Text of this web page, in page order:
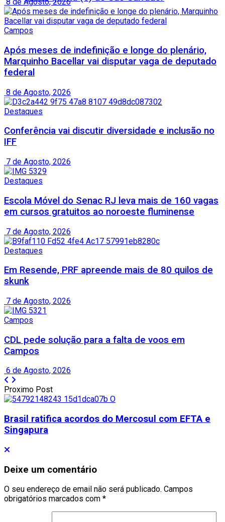
Campos
Após meses de indefinição e longe do plenário,
Marquinho Bacellar vai disputar vaga de deputado
federal
8 de Agosto, 2026
Destaques
Conferência vai discutir diversidade e inclusão no
IFF
7 de Agosto, 2026
Destaques
Escola Móvel do Senac RJ leva mais de 160 vagas
em cursos gratuitos ao noroeste fluminense
7 de Agosto, 2026
Destaques
Em Resende, PRF apreende mais de 80 quilos de
skunk
7 de Agosto, 2026
Campos
CDL pede solução para a falta de voos em
Campos
6 de Agosto, 2026
Proximo Post
Brasil ratifica acordos do Mercosul com EFTA e
Singapura
Deixe um comentário
O seu endereço de email não será publicado. Campos
obrigatórios marcados com *